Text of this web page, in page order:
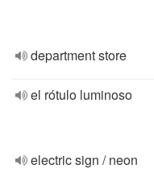
department store
el rótulo luminoso
electric sign / neon